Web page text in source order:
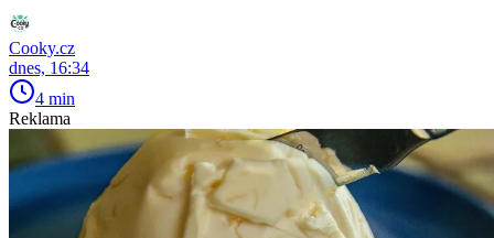
Cooky.cz
dnes, 16:34
4 min
Reklama